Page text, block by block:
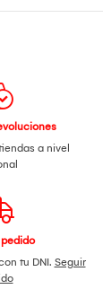
a nivel
tu DNI. Seguir